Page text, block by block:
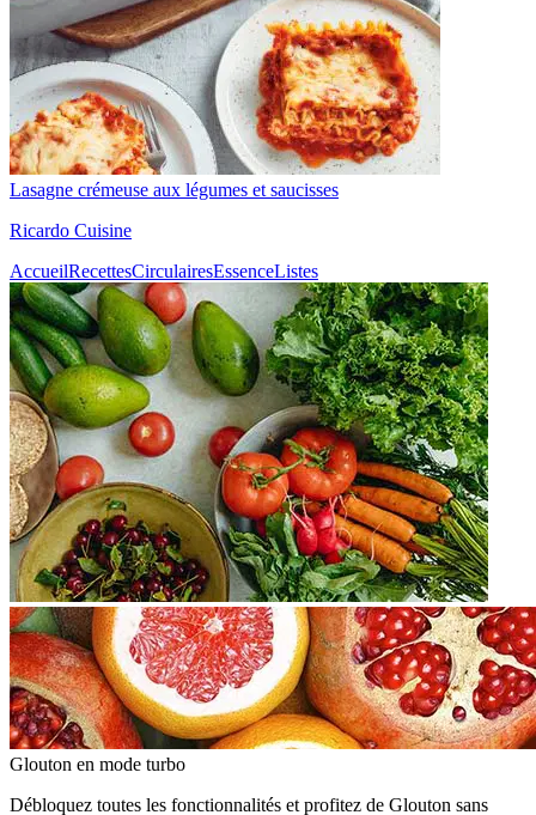
Lasagne crémeuse aux légumes et saucisses
Ricardo Cuisine
AccueilRecettesCirculairesEssenceListes
Glouton en mode turbo
Débloquez toutes les fonctionnalités et profitez de Glouton sans